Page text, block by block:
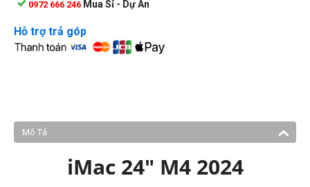
0972 666 246 Mua Sỉ - Dự Án
Hỗ trợ trả góp
Mô Tả
iMac 24" M4 2024